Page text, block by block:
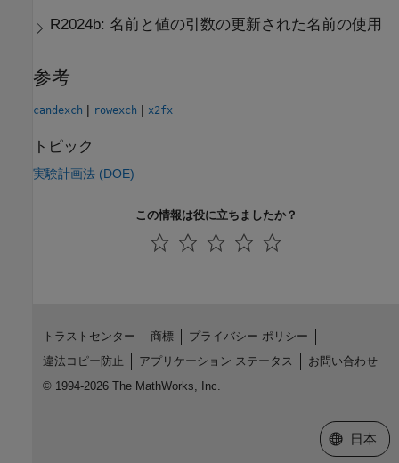
R2024b:名前と値の引数の更新された名前の使用
参考
candexch | rowexch | x2fx
トピック
実験計画法 (DOE)
この情報は役に立ちましたか？
トラストセンター 商標
プライバシー ポリシー
違法コピー防止
アプリケーション ステータス
お問い合わせ
© 1994-2026 The MathWorks, Inc.
Web サイ
日本